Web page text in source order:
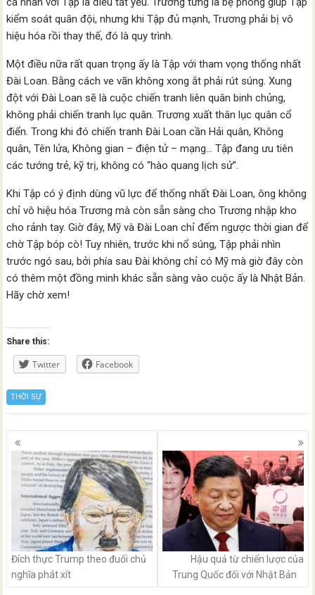
kiểm soát quân đội, nhưng khi Tập đủ mạnh, Trương phải bị vô
hiệu hóa rồi thay thế, đó là quy trình.
Một điều nữa rất quan trọng ấy là Tập với tham vọng thống nhất
Đài Loan. Bằng cách ve vãn không xong ắt phải rút súng. Xung
đột với Đài Loan sẽ là cuộc chiến tranh liên quân binh chủng,
không phải chiến tranh lục quân. Trương xuất thân lục quân cổ
điển. Trong khi đó chiến tranh Đài Loan cần Hải quân, Không
quân, Tên lửa, Không gian – điện tử – mạng… Tập đang ưu tiên
các tướng trẻ, kỹ trị, không có “hào quang lịch sử”.
Khi Tập có ý định dùng vũ lực để thống nhất Đài Loan, ông không
chỉ vô hiệu hóa Trương mà còn sẵn sàng cho Trương nhập kho
cho rảnh tay. Giờ đây, Mỹ và Đài Loan chỉ đếm ngược thời gian để
chờ Tập bóp cò! Tuy nhiên, trước khi nổ súng, Tập phải nhìn
trước ngó sau, bởi phía sau Đài không chỉ có Mỹ mà giờ đây còn
có thêm một đồng minh khác sẵn sàng vào cuộc ấy là Nhật Bản.
Hãy chờ xem!
Share this:
Twitter Facebook
THỜI SỰ
Posts
navigation
Đích thực Trump theo đuổi chủ
nghĩa phát xít
Hậu quả từ chiến lược của
Trung Quốc đối với Nhật Bản